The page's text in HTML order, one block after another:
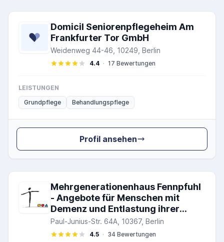
Domicil Seniorenpflegeheim Am
Frankfurter Tor GmbH
Weidenweg 44-46, 10249, Berlin
4.4 · 17 Bewertungen
LEISTUNGEN
Grundpflege
Behandlungspflege
Profil ansehen
Mehrgenerationenhaus Fennpfuhl
- Angebote für Menschen mit
Demenz und Entlastung ihrer
Angehörigen
Paul-Junius-Str. 64A, 10367, Berlin
4.5 · 34 Bewertungen